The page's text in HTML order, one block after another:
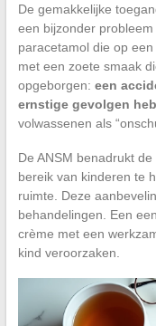
De gemakkelijke
een bijzonder
paracetamol die op
met een zoete smaak
opgeborgen: een
ernstige gevolgen
volwassenen als
De ANSM benadrukt
bereik van kinderen te
ruimte. Deze
behandelingen. Een
crème met een
kind veroorzaken.